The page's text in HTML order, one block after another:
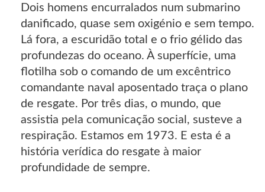
Dois homens encurralados num submarino
danificado, quase sem oxigénio e sem tempo.
Lá fora, a escuridão total e o frio gélido das
profundezas do oceano. À superfície, uma
flotilha sob o comando de um excêntrico
comandante naval aposentado traça o plano
de resgate. Por três dias, o mundo, que
assistia pela comunicação social, susteve a
respiração. Estamos em 1973. E esta é a
história verídica do resgate à maior
profundidade de sempre.